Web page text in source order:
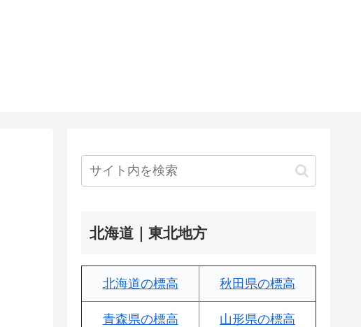
北海道｜東北地方
北海道の標高 秋田県の標高
青森県の標高 山形県の標高